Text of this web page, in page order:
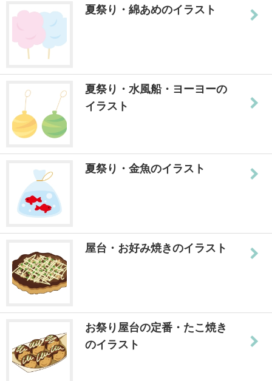
夏祭り・綿あめのイラスト
夏祭り・水風船・ヨーヨーの
イラスト
夏祭り・金魚のイラスト
屋台・お好み焼きのイラスト
お祭り屋台の定番・たこ焼き
のイラスト